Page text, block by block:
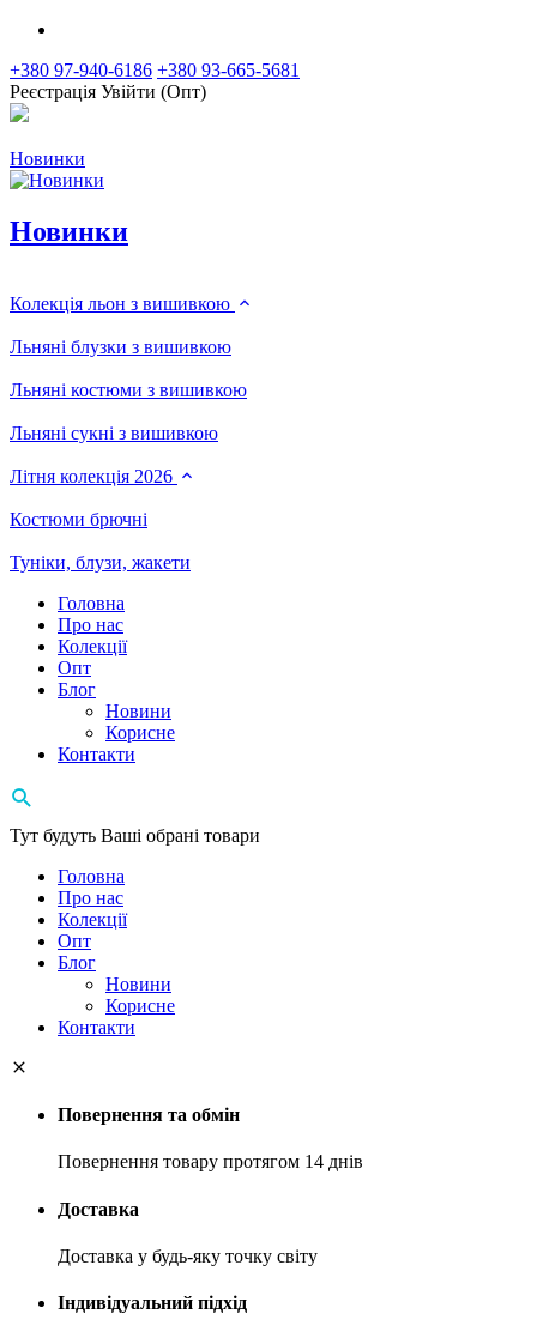
+380 97-940-6186 +380 93-665-5681
Реєстрація Увійти (Опт)
Новинки
Новинки
Колекція льон з вишивкою
Льняні блузки з вишивкою
Льняні костюми з вишивкою
Льняні сукні з вишивкою
Літня колекція 2026
Костюми брючні
Туніки, блузи, жакети
Головна
Про нас
Колекції
Опт
Блог
Новини
Корисне
Контакти
Тут будуть Ваші обрані товари
Головна
Про нас
Колекції
Опт
Блог
Новини
Корисне
Контакти
Повернення та обмін
Повернення товару протягом 14 днів
Доставка
Доставка у будь-яку точку світу
Індивідуальний підхід